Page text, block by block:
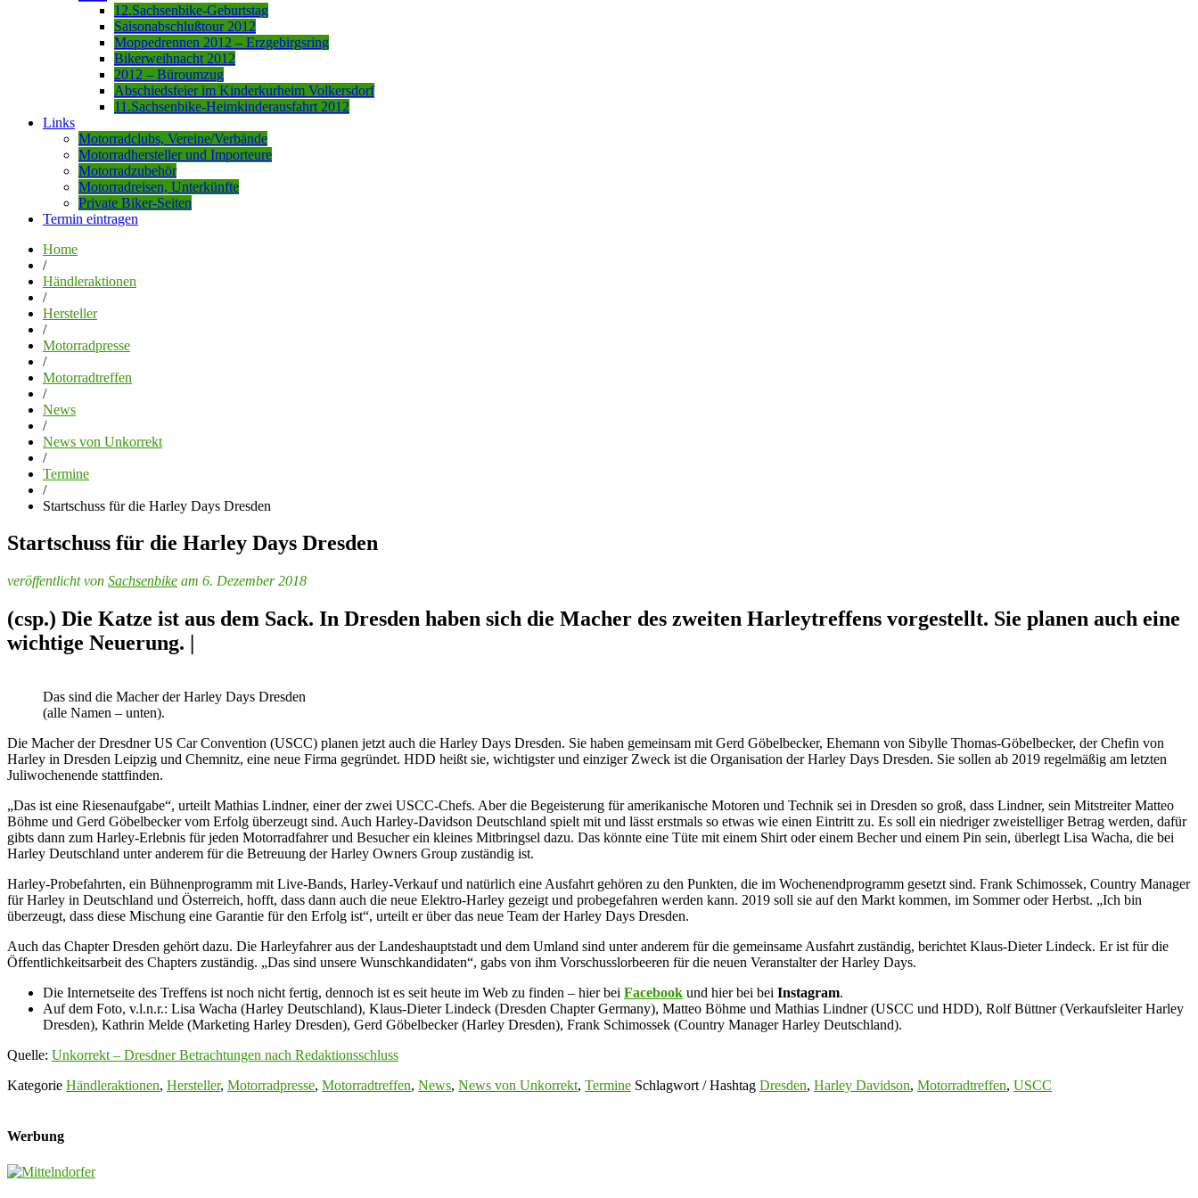
12.Sachsenbike-Geburtstag
Saisonabschlußtour 2012
Moppedrennen 2012 – Erzgebirgsring
Bikerweihnacht 2012
2012 – Büroumzug
Abschiedsfeier im Kinderkurheim Volkersdorf
11.Sachsenbike-Heimkinderausfahrt 2012
Links
Motorradclubs, Vereine/Verbände
Motorradhersteller und Importeure
Motorradzubehör
Motorradreisen, Unterkünfte
Private Biker-Seiten
Termin eintragen
Home
/
Händleraktionen
/
Hersteller
/
Motorradpresse
/
Motorradtreffen
/
News
/
News von Unkorrekt
/
Termine
/
Startschuss für die Harley Days Dresden
Startschuss für die Harley Days Dresden
veröffentlicht von Sachsenbike am 6. Dezember 2018
(csp.) Die Katze ist aus dem Sack. In Dresden haben sich die Macher des zweiten Harleytreffens vorgestellt. Sie planen auch eine
wichtige Neuerung. |
Das sind die Macher der Harley Days Dresden
(alle Namen – unten).
Die Macher der Dresdner US Car Convention (USCC) planen jetzt auch die Harley Days Dresden. Sie haben gemeinsam mit Gerd Göbelbecker, Ehemann von Sibylle Thomas-Göbelbecker, der Chefin von
Harley in Dresden Leipzig und Chemnitz, eine neue Firma gegründet. HDD heißt sie, wichtigster und einziger Zweck ist die Organisation der Harley Days Dresden. Sie sollen ab 2019 regelmäßig am letzten
Juliwochenende stattfinden.
„Das ist eine Riesenaufgabe“, urteilt Mathias Lindner, einer der zwei USCC-Chefs. Aber die Begeisterung für amerikanische Motoren und Technik sei in Dresden so groß, dass Lindner, sein Mitstreiter Matteo
Böhme und Gerd Göbelbecker vom Erfolg überzeugt sind. Auch Harley-Davidson Deutschland spielt mit und lässt erstmals so etwas wie einen Eintritt zu. Es soll ein niedriger zweistelliger Betrag werden, dafür
gibts dann zum Harley-Erlebnis für jeden Motorradfahrer und Besucher ein kleines Mitbringsel dazu. Das könnte eine Tüte mit einem Shirt oder einem Becher und einem Pin sein, überlegt Lisa Wacha, die bei
Harley Deutschland unter anderem für die Betreuung der Harley Owners Group zuständig ist.
Harley-Probefahrten, ein Bühnenprogramm mit Live-Bands, Harley-Verkauf und natürlich eine Ausfahrt gehören zu den Punkten, die im Wochenendprogramm gesetzt sind. Frank Schimossek, Country Manager
für Harley in Deutschland und Österreich, hofft, dass dann auch die neue Elektro-Harley gezeigt und probegefahren werden kann. 2019 soll sie auf den Markt kommen, im Sommer oder Herbst. „Ich bin
überzeugt, dass diese Mischung eine Garantie für den Erfolg ist“, urteilt er über das neue Team der Harley Days Dresden.
Auch das Chapter Dresden gehört dazu. Die Harleyfahrer aus der Landeshauptstadt und dem Umland sind unter anderem für die gemeinsame Ausfahrt zuständig, berichtet Klaus-Dieter Lindeck. Er ist für die
Öffentlichkeitsarbeit des Chapters zuständig. „Das sind unsere Wunschkandidaten“, gabs von ihm Vorschusslorbeeren für die neuen Veranstalter der Harley Days.
Die Internetseite des Treffens ist noch nicht fertig, dennoch ist es seit heute im Web zu finden – hier bei Facebook und hier bei bei Instagram.
Auf dem Foto, v.l.n.r.: Lisa Wacha (Harley Deutschland), Klaus-Dieter Lindeck (Dresden Chapter Germany), Matteo Böhme und Mathias Lindner (USCC und HDD), Rolf Büttner (Verkaufsleiter Harley
Dresden), Kathrin Melde (Marketing Harley Dresden), Gerd Göbelbecker (Harley Dresden), Frank Schimossek (Country Manager Harley Deutschland).
Quelle: Unkorrekt – Dresdner Betrachtungen nach Redaktionsschluss
Kategorie Händleraktionen, Hersteller, Motorradpresse, Motorradtreffen, News, News von Unkorrekt, Termine Schlagwort / Hashtag Dresden, Harley Davidson, Motorradtreffen, USCC
Werbung